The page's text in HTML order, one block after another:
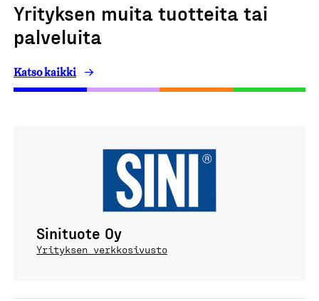
Yrityksen muita tuotteita tai
palveluita
Katso kaikki
Sinituote Oy
Yrityksen verkkosivusto